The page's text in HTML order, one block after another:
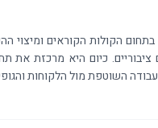
כיום היא מרכזת את
השוטפת מול הלקוחות